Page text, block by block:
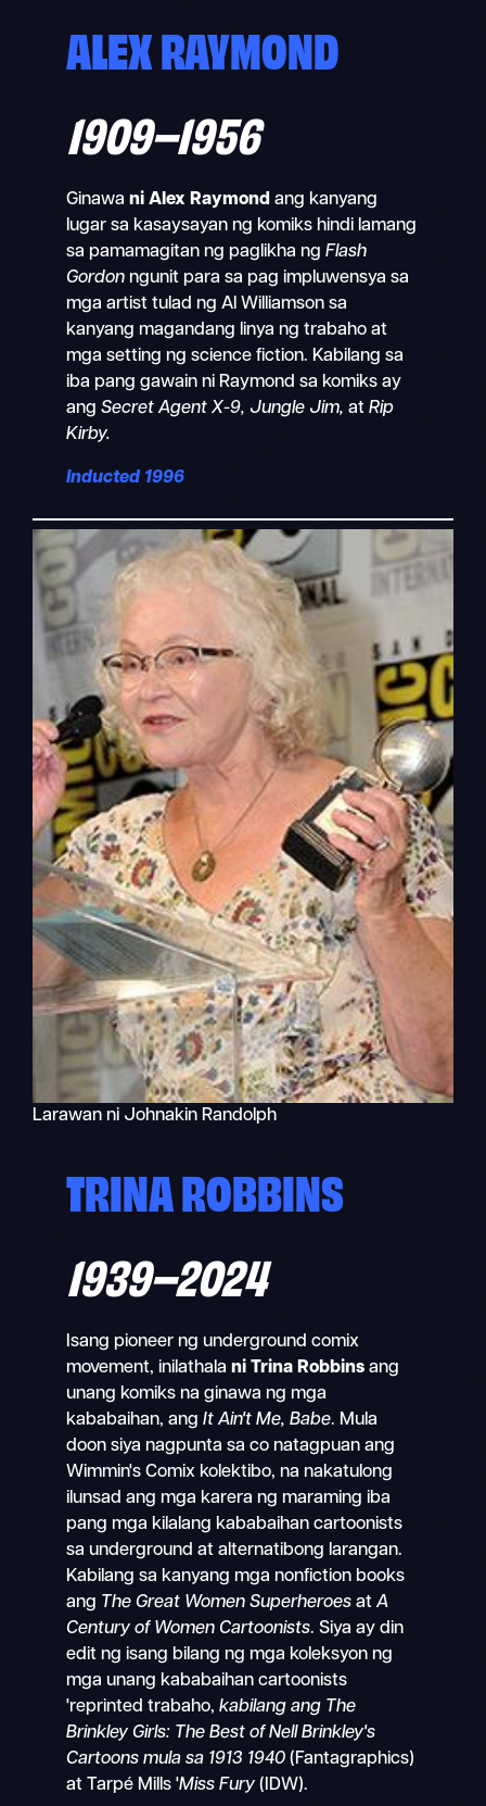
ALEX RAYMOND
1909–1956
Ginawani Alex Raymond ang kanyang
lugar sa kasaysayan ng komiks hindi lamang
sa pamamagitan ng paglikha ngFlash
Gordon ngunit para sa pag impluwensya sa
mga artist tulad ng Al Williamson sa
kanyang magandang linya ng trabaho at
mga setting ng science fiction. Kabilang sa
iba pang gawain ni Raymond sa komiks ay
angSecret Agent X-9, Jungle Jim, atRip
Kirby.
Inducted 1996
Larawan ni Johnakin Randolph
TRINA ROBBINS
1939–2024
Isang pioneer ng underground comix
movement, inilathalani Trina Robbins ang
unang komiks na ginawa ng mga
kababaihan, angIt Ain't Me, Babe. Mula
doon siya nagpunta sa co natagpuan ang
Wimmin's Comix kolektibo, na nakatulong
ilunsad ang mga karera ng maraming iba
pang mga kilalang kababaihan cartoonists
sa underground at alternatibong larangan.
Kabilang sa kanyang mga nonfiction books
ang The Great Women Superheroes atA
Century of Women Cartoonists. Siya ay din
edit ng isang bilang ng mga koleksyon ng
mga unang kababaihan cartoonists
'reprinted trabaho,kabilang ang The
Brinkley Girls: The Best of Nell Brinkley's
Cartoons mula sa 1913 1940 (Fantagraphics)
at Tarpé Mills 'Miss Fury (IDW).